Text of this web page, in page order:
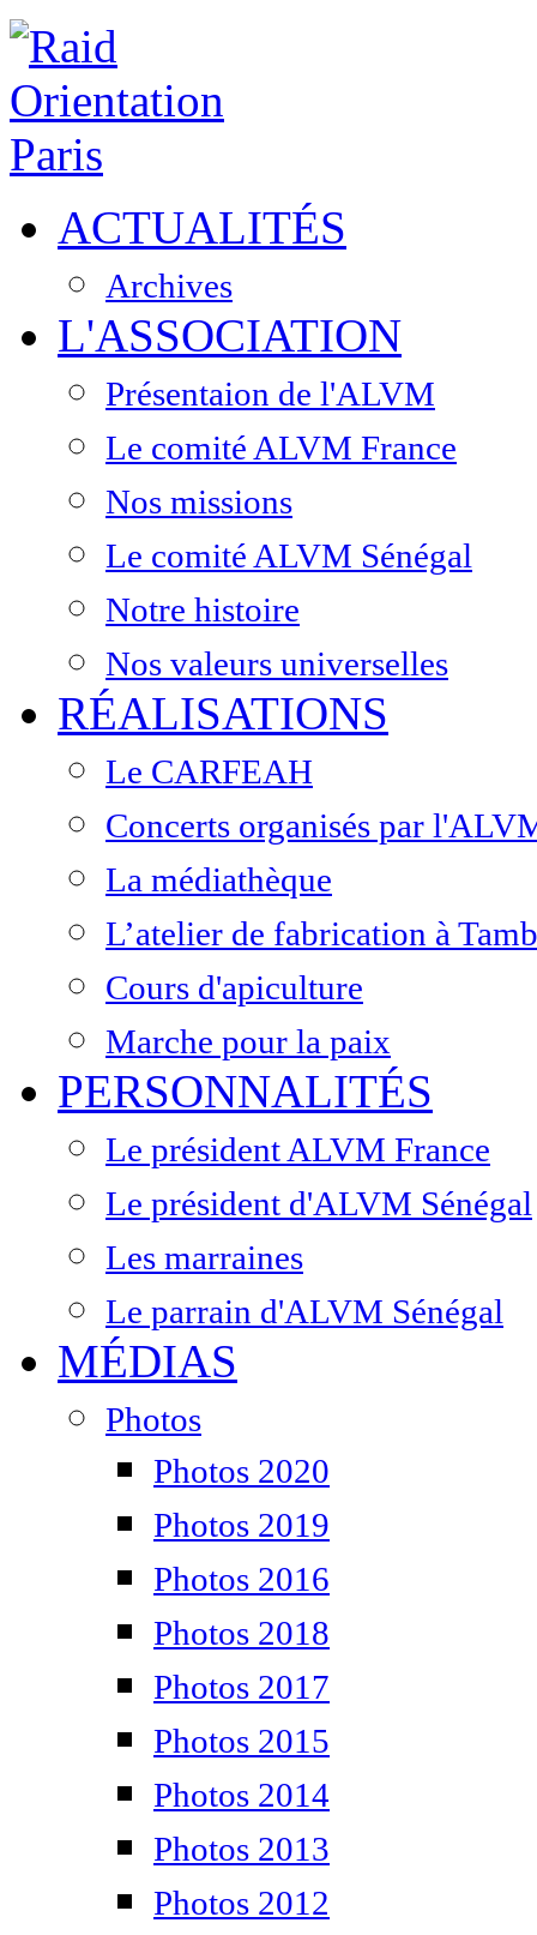
ACTUALITÉS
Archives
L'ASSOCIATION
Présentaion de l'ALVM
Le comité ALVM France
Nos missions
Le comité ALVM Sénégal
Notre histoire
Nos valeurs universelles
RÉALISATIONS
Le CARFEAH
Concerts organisés par
La médiathèque
L’atelier de fabrication à
Cours d'apiculture
Marche pour la paix
PERSONNALITÉS
Le président ALVM France
Le président d'ALVM Sénégal
Les marraines
Le parrain d'ALVM Sénégal
MÉDIAS
Photos
Photos 2020
Photos 2019
Photos 2016
Photos 2018
Photos 2017
Photos 2015
Photos 2014
Photos 2013
Photos 2012